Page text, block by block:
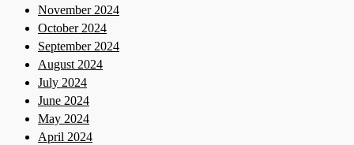
November 2024
October 2024
September 2024
August 2024
July 2024
June 2024
May 2024
April 2024